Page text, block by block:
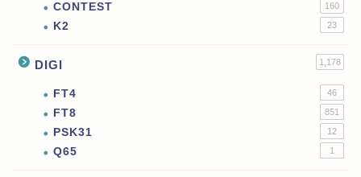
CONTEST 160
K2 23
DIGI 1,178
FT4 46
FT8 851
PSK31 12
Q65 1